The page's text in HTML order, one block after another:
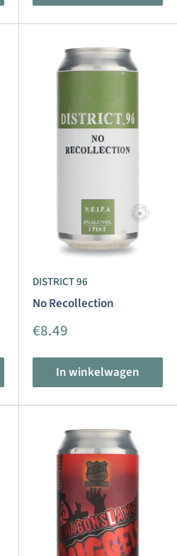
DISTRICT 96
No Recollection
Aanbiedingsprijs
€8.49
In winkelwagen